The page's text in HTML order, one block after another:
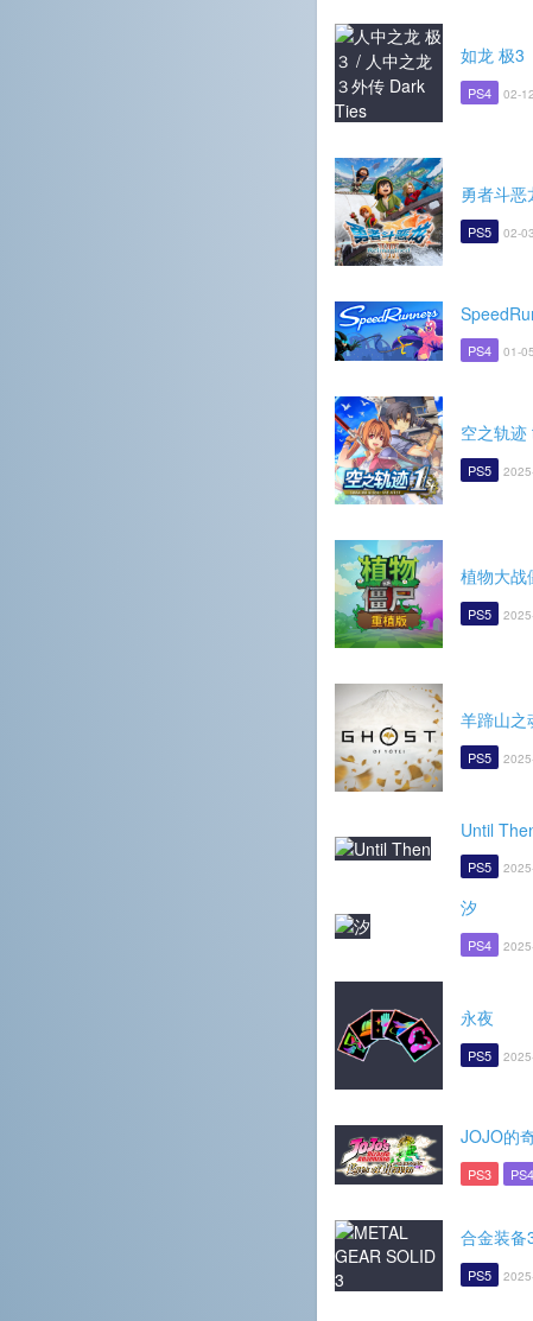
如龙 极3
PS4 02-
勇者斗
PS5 02-
PS4 01-
空之轨
PS5
植物大战
PS5
羊蹄山之
PS5
Until
PS5
汐
PS4
永夜
PS5
JOJO的
PS3 PS4
合金装备
PS5